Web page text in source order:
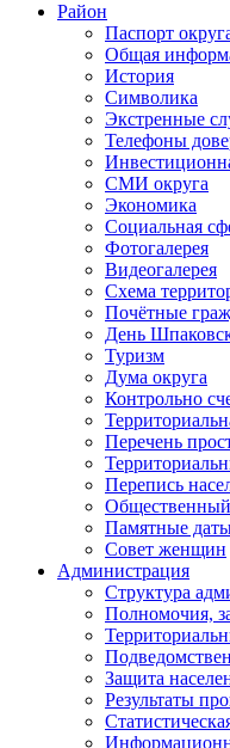
Район
Паспорт
Общая
История
Символика
Экстренные
Телефоны
СМИ округа
Экономика
Социальная
Фотогалерея
Видеогалерея
Схема
Почётные
День
Туризм
Дума округа
Контрольно
Перечень
Перепись
Памятные
Совет женщин
Администрация
Структура
Полномочия,
Защита
Результаты